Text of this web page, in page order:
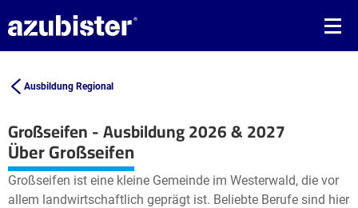
Ausbildung Regional
Großseifen - Ausbildung 2026 & 2027
+
−
Leaflet| © OpenStreetMap2
Über Großseifen
Großseifen ist eine kleine Gemeinde im Westerwald, die vor
allem landwirtschaftlich geprägt ist. Beliebte Berufe sind hier